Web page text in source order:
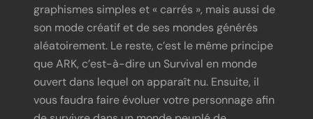
graphismes simples et « carrés », mais aussi de
son mode créatif et de ses mondes générés
aléatoirement. Le reste, c’est le même principe
que ARK, c’est-à-dire un Survival en monde
ouvert dans lequel on apparaît nu. Ensuite, il
vous faudra faire évoluer votre personnage afin